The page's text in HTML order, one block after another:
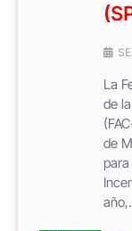
La
de
de